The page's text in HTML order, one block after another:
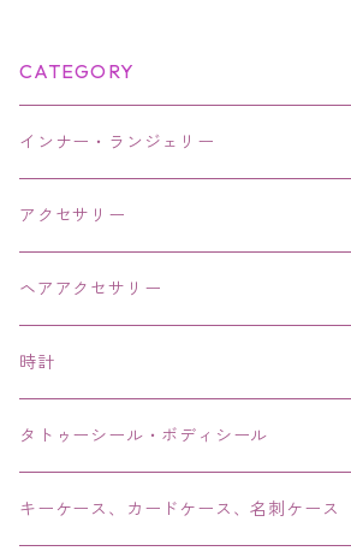
CATEGORY
インナー・ランジェリー
アクセサリー
ネックレス・チョーカー
ピアス・イヤリング・鼻ピアス
リング・指輪
ブレス・バングル・ブレスレット・腕輪
ヘアアクセサリー
時計
タトゥーシール・ボディシール
キーケース、カードケース、名刺ケース